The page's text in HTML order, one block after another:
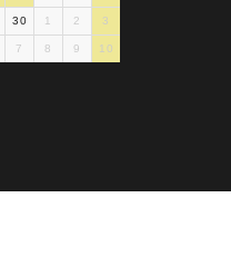
30 1 2 3
7 8 9 10